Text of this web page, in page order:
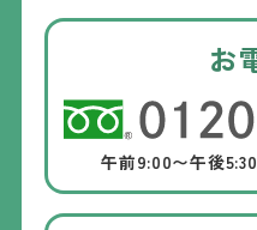
お
午前9:00〜午後